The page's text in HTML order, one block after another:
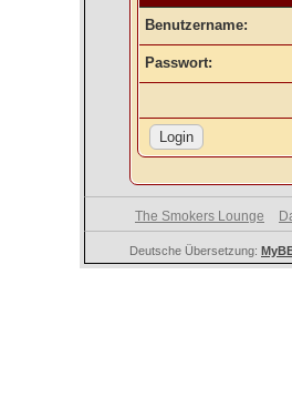
Benutzername:
Passwort:
The Smokers Lounge
Deutsche Übersetzung: